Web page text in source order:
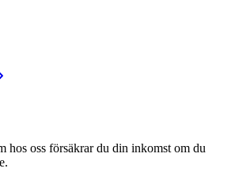
hos oss försäkrar du din inkomst om du